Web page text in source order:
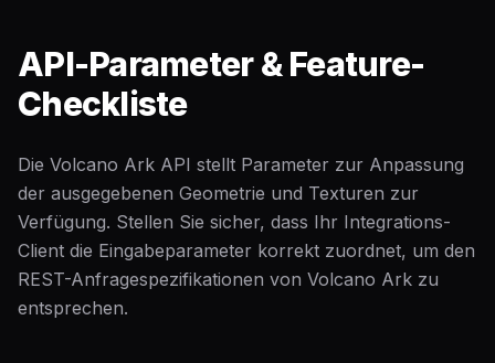
API-Parameter & Feature-
Checkliste
Die Volcano Ark API stellt Parameter zur Anpassung
der ausgegebenen Geometrie und Texturen zur
Verfügung. Stellen Sie sicher, dass Ihr Integrations-
Client die Eingabeparameter korrekt zuordnet, um den
REST-Anfragespezifikationen von Volcano Ark zu
entsprechen.